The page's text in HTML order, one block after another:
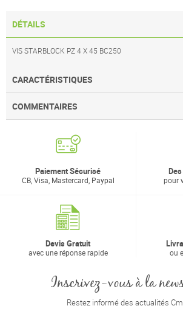
DÉTAILS
VIS STARBLOCK PZ 4 X 45 BC250
CARACTÉRISTIQUES
COMMENTAIRES
Paiement Sécurisé
CB, Visa, Mastercard, Paypal pour
Devis Gratuit
avec une réponse rapide ou
Inscrivez-vous à la
Restez informé des actualités